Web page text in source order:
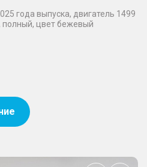
года выпуска, двигатель 1499
полный, цвет бежевый